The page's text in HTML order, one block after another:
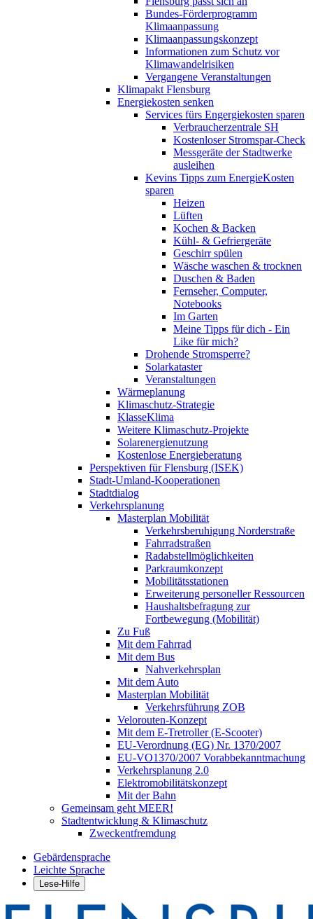
Bundes-Förderprogramm
Klimaanpassung
Klimaanpassungskonzept
Informationen zum Schutz vor
Klimawandelrisiken
Vergangene Veranstaltungen
Klimapakt Flensburg
Energiekosten senken
Services fürs Engergiekosten sparen
Verbraucherzentrale SH
Kostenloser Stromspar-Check
Messgeräte der Stadtwerke
ausleihen
Kevins Tipps zum EnergieKosten
sparen
Heizen
Lüften
Kochen & Backen
Kühl- & Gefriergeräte
Geschirr spülen
Wäsche waschen & trocknen
Duschen & Baden
Fernseher, Computer,
Notebooks
Im Garten
Meine Tipps für dich - Ein
Like für mich?
Drohende Stromsperre?
Solarkataster
Veranstaltungen
Wärmeplanung
Klimaschutz-Strategie
KlasseKlima
Weitere Klimaschutz-Projekte
Solarenergienutzung
Kostenlose Energieberatung
Perspektiven für Flensburg (ISEK)
Stadt-Umland-Kooperationen
Stadtdialog
Verkehrsplanung
Masterplan Mobilität
Verkehrsberuhigung Norderstraße
Fahrradstraßen
Radabstellmöglichkeiten
Parkraumkonzept
Mobilitätsstationen
Erweiterung personeller Ressourcen
Haushaltsbefragung zur
Fortbewegung (Mobilität)
Zu Fuß
Mit dem Fahrrad
Mit dem Bus
Nahverkehrsplan
Mit dem Auto
Masterplan Mobilität
Verkehrsführung ZOB
Velorouten-Konzept
Mit dem E-Tretroller (E-Scooter)
EU-Verordnung (EG) Nr. 1370/2007
EU-VO1370/2007 Vorabbekanntmachung
Verkehrsplanung 2.0
Elektromobilitätskonzept
Mit der Bahn
Gemeinsam geht MEER!
Stadtentwicklung & Klimaschutz
Zweckentfremdung
Gebärdensprache
Leichte Sprache
Lese-Hilfe